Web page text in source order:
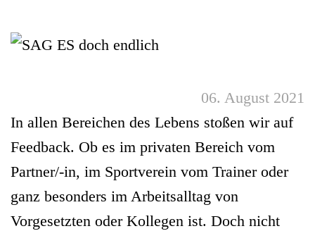
06. August 2021
In allen Bereichen des Lebens stoßen wir auf
Feedback. Ob es im privaten Bereich vom
Partner/-in, im Sportverein vom Trainer oder
ganz besonders im Arbeitsalltag von
Vorgesetzten oder Kollegen ist. Doch nicht